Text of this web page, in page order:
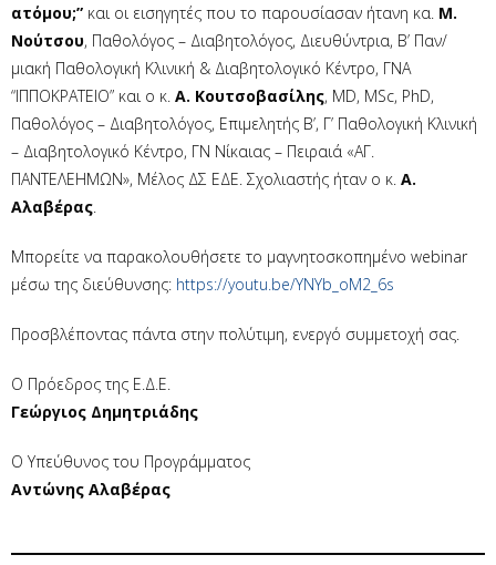
ατόμου;” και οι εισηγητές που το παρουσίασαν ήτανη κα. Μ.
Νούτσου, Παθολόγος – Διαβητολόγος, Διευθύντρια, Β’ Παν/
μιακή Παθολογική Κλινική & Διαβητολογικό Κέντρο, ΓΝΑ
“ΙΠΠΟΚΡΑΤΕΙΟ” και ο κ. Α. Κουτσοβασίλης, MD, MSc, PhD,
Παθολόγος – Διαβητολόγος, Επιμελητής Β’, Γ’ Παθολογική Κλινική
– Διαβητολογικό Κέντρο, ΓΝ Νίκαιας – Πειραιά «ΑΓ.
ΠΑΝΤΕΛΕΗΜΩΝ», Μέλος ΔΣ ΕΔΕ. Σχολιαστής ήταν ο κ. Α.
Αλαβέρας
Μπορείτε να παρακολουθήσετε το μαγνητοσκοπημένο webinar
μέσω της διεύθυνσης: https://youtu.be/YNYb_oM2_6s
Προσβλέποντας πάντα στην πολύτιμη, ενεργό συμμετοχή σας.
Ο Πρόεδρος της Ε.Δ.Ε.
Γεώργιος Δημητριάδης
Ο Υπεύθυνος του Προγράμματος
Αντώνης Αλαβέρας